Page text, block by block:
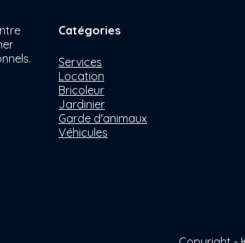
Catégories
Services
Location
Bricoleur
Jardinier
Garde d'animaux
Véhicules